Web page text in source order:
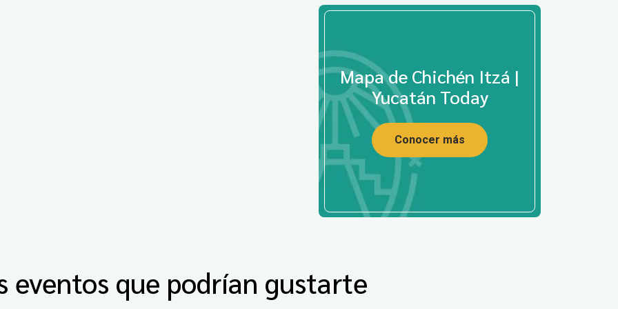
Mapa de Chichén Itzá |
Yucatán Today
Conocer más
eventos que podrían gustarte